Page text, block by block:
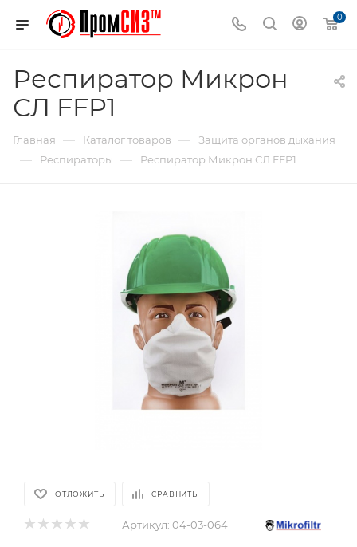
0
Респиратор Микрон
СЛ FFP1
Главная — Каталог товаров — Защита органов дыхания
— Респираторы — Респиратор Микрон СЛ FFP1
ОТЛОЖИТЬ СРАВНИТЬ
Артикул: 04-03-064